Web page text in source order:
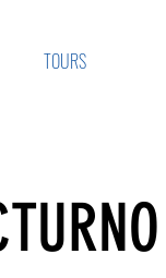
TOURS